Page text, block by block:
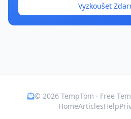
Vyzkoušet
© 2026 TempTom · Free
HomeArticlesHelp